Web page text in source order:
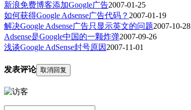
新浪免费博客添加Google广告2007-01-25
如何获得Google Adsense广告代码？ 2007-01-19
解决Google Adsense广告只显示英文的问题2007-10-28
Adsense是Google中国的一颗炸弹2007-09-26
浅谈Google AdSense封号原因2007-11-01
发表评论 取消回复